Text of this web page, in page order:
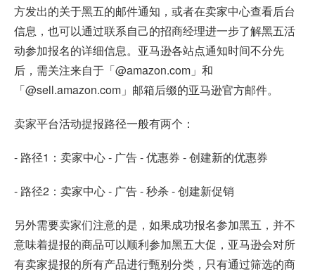
方发出的关于黑五的邮件通知，或者在卖家中心查看后台
信息，也可以通过联系自己的招商经理进一步了解黑五活
动参加报名的详细信息。亚马逊各站点通知时间不分先
后，需关注来自于「@amazon.com」和
「@sell.amazon.com」邮箱后缀的亚马逊官方邮件。
卖家平台活动提报路径一般有两个：
- 路径1：卖家中心 - 广告 - 优惠券 - 创建新的优惠券
- 路径2：卖家中心 - 广告 - 秒杀 - 创建新促销
另外需要卖家们注意的是，如果成功报名参加黑五，并不
意味着提报的商品可以顺利参加黑五大促，亚马逊会对所
有卖家提报的所有产品进行甄别分类，只有通过筛选的商